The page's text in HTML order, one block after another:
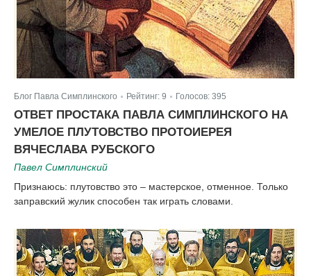
Блог Павла Симплинского Рейтинг: 9 Голосов: 395
ОТВЕТ ПРОСТАКА ПАВЛА СИМПЛИНСКОГО НА
УМЕЛОЕ ПЛУТОВСТВО ПРОТОИЕРЕЯ
ВЯЧЕСЛАВА РУБСКОГО
Павел Симплинский
Признаюсь: плутовство это – мастерское, отменное. Только
заправский жулик способен так играть словами.